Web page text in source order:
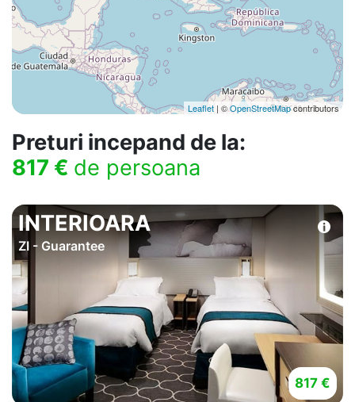
Leaflet | ©OpenStreetMapcontributors
Preturi incepand de la:
817 € de persoana
INTERIOARA
ZI - Guarantee
817 €